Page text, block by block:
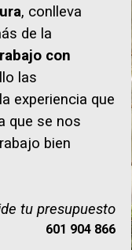
, conlleva
de la
con
las
experiencia que
que se nos
bien
tu presupuesto
601 904 866